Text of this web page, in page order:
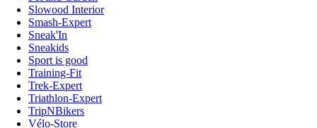
Slowood Interior
Smash-Expert
Sneak'In
Sneakids
Sport is good
Training-Fit
Trek-Expert
Triathlon-Expert
TripNBikers
Vélo-Store